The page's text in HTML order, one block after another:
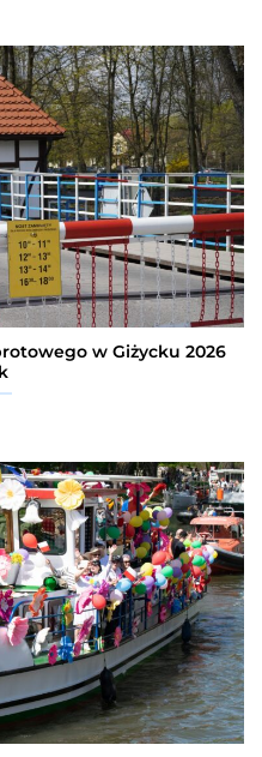
w Giżycku 2026